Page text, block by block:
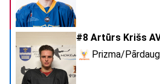
#8 Artūrs Krišs
Prizma/